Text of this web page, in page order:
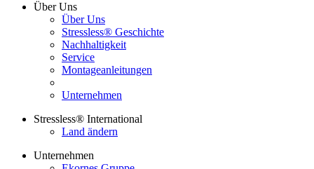
Über Uns
Über Uns
Stressless® Geschichte
Nachhaltigkeit
Service
Montageanleitungen
Unternehmen
Stressless® International
Land ändern
Unternehmen